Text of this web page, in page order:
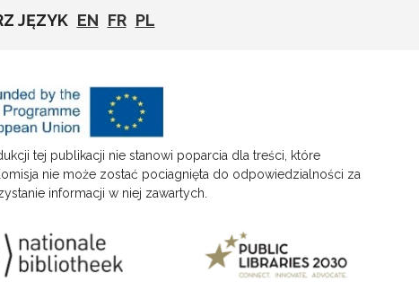
JĘZYK EN FR PL
tej publikacji nie stanowi poparcia dla treści, które
nie może zostać pociagnięta do odpowiedzialności za
informacji w niej zawartych.